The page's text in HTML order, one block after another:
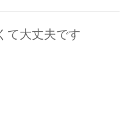
て大丈夫です